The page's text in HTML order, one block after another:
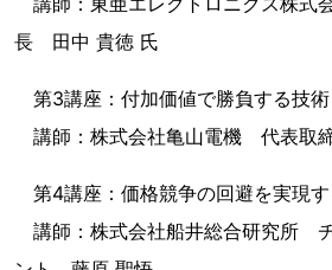
長 田中 貴徳 氏
第3講座：付加価値で勝負する技
講師：株式会社亀山電機 代表取
第4講座：価格競争の回避を実現
講師：株式会社船井総合研究所